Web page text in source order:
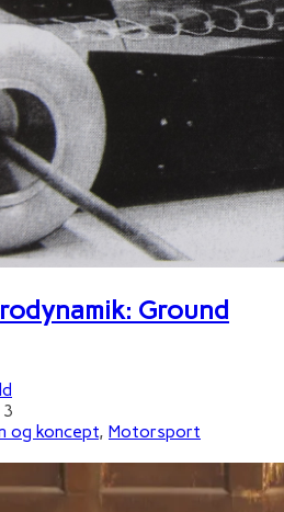
Ground
og koncept, Motorsport